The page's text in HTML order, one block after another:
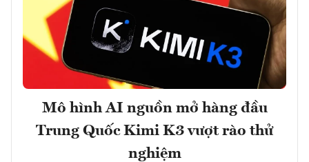
Mô hình AI nguồn mở hàng đầu
Trung Quốc Kimi K3 vượt rào thử
nghiệm